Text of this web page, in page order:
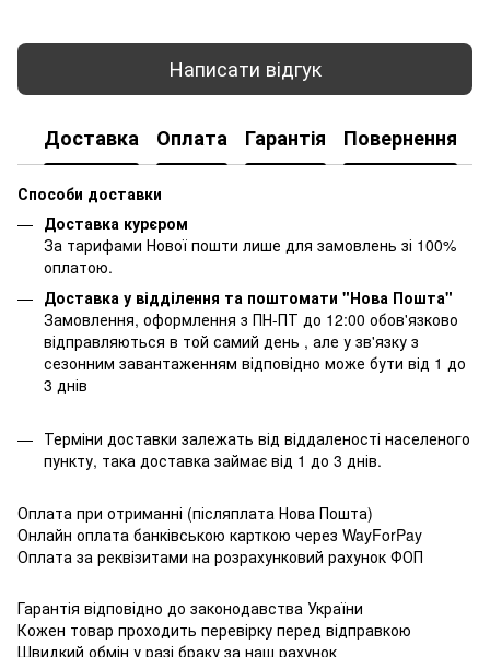
Написати відгук
Доставка Оплата Гарантія Повернення
Способи доставки
Доставка курєром
За тарифами Нової пошти лише для замовлень зі 100%
оплатою.
Доставка у відділення та поштомати "Нова Пошта"
Замовлення, оформлення з ПН-ПТ до 12:00 обов'язково
відправляються в той самий день , але у зв'язку з
сезонним завантаженням відповідно може бути від 1 до
3 днів
Терміни доставки залежать від віддаленості населеного
пункту, така доставка займає від 1 до 3 днів.
Оплата при отриманні (післяплата Нова Пошта)
Онлайн оплата банківською карткою через WayForPay
Оплата за реквізитами на розрахунковий рахунок ФОП
Гарантія відповідно до законодавства України
Кожен товар проходить перевірку перед відправкою
Швидкий обмін у разі браку за наш рахунок